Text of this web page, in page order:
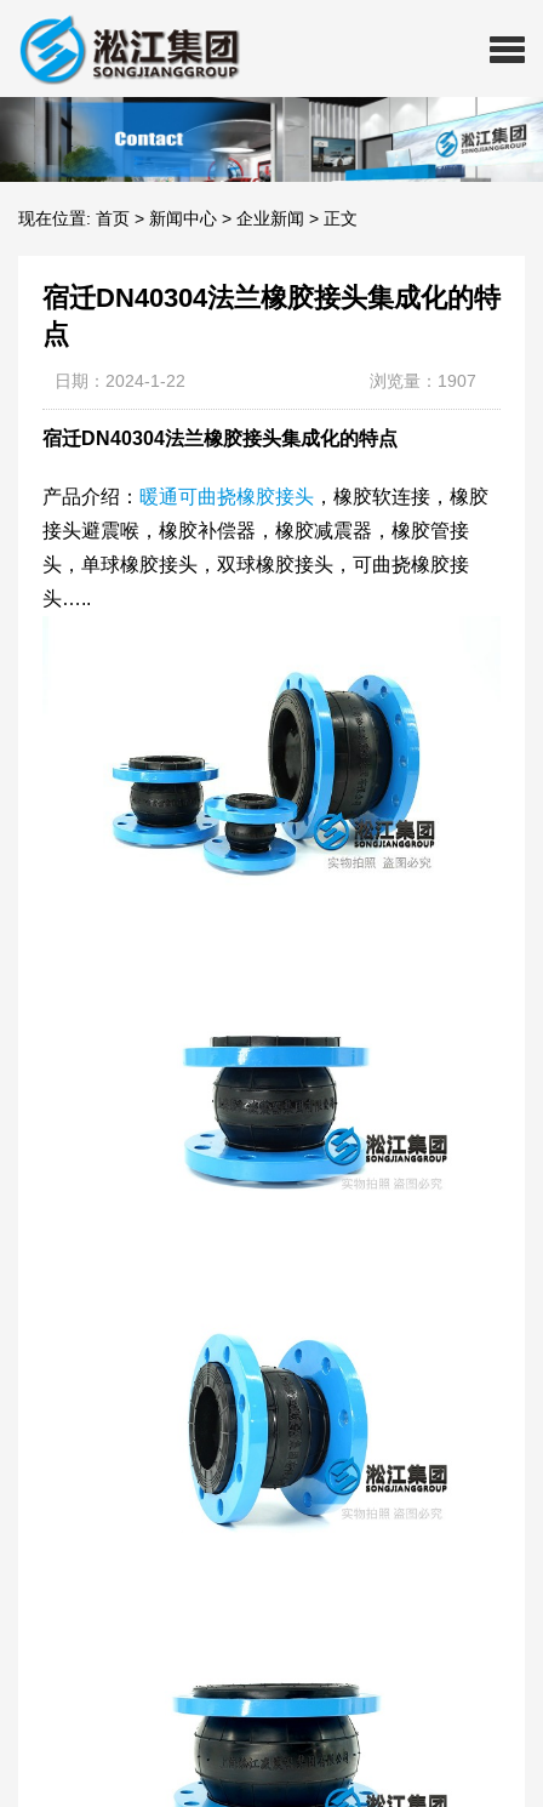
现在位置: 首页 > 新闻中心 > 企业新闻 > 正文
宿迁DN40304法兰橡胶接头集成化的特
点
日期：2024-1-22 浏览量：1907
宿迁DN40304法兰橡胶接头集成化的特点
产品介绍： 暖通可曲挠橡胶接头 ，橡胶软连接，橡胶
接头避震喉，橡胶补偿器，橡胶减震器，橡胶管接
头，单球橡胶接头，双球橡胶接头，可曲挠橡胶接
头…..